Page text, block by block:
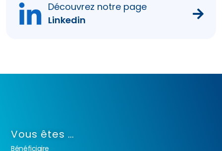
Découvrez notre page
Linkedin
Vous êtes …
Bénéficiaire